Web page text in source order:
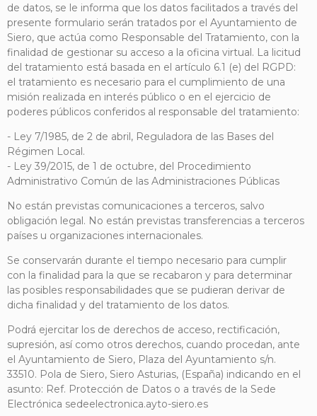
de datos, se le informa que los datos facilitados a través del
presente formulario serán tratados por el Ayuntamiento de
Siero, que actúa como Responsable del Tratamiento, con la
finalidad de gestionar su acceso a la oficina virtual. La licitud
del tratamiento está basada en el artículo 6.1 (e) del RGPD:
el tratamiento es necesario para el cumplimiento de una
misión realizada en interés público o en el ejercicio de
poderes públicos conferidos al responsable del tratamiento:
- Ley 7/1985, de 2 de abril, Reguladora de las Bases del
Régimen Local.
- Ley 39/2015, de 1 de octubre, del Procedimiento
Administrativo Común de las Administraciones Públicas
No están previstas comunicaciones a terceros, salvo
obligación legal. No están previstas transferencias a terceros
países u organizaciones internacionales.
Se conservarán durante el tiempo necesario para cumplir
con la finalidad para la que se recabaron y para determinar
las posibles responsabilidades que se pudieran derivar de
dicha finalidad y del tratamiento de los datos.
Podrá ejercitar los de derechos de acceso, rectificación,
supresión, así como otros derechos, cuando procedan, ante
el Ayuntamiento de Siero, Plaza del Ayuntamiento s/n.
33510. Pola de Siero, Siero Asturias, (España) indicando en el
asunto: Ref. Protección de Datos o a través de la Sede
Electrónica sedeelectronica.ayto-siero.es